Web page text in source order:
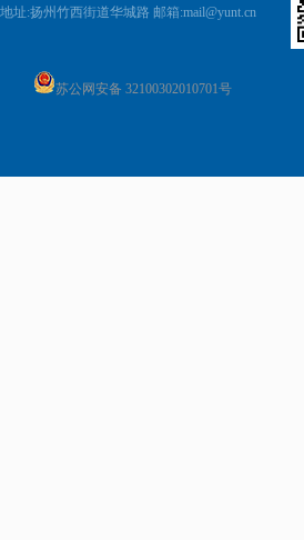
地址:扬州竹西街道华城路 邮箱:mail@yunt.cn
苏公网安备 32100302010701号